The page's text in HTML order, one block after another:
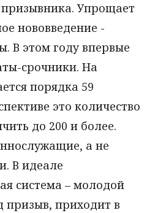
Упрощает
нововведение -
В этом году впервые
срочники. На
порядка 59
это количество
до 200 и более.
а не
В идеале
система – молодой
призыв, приходит в